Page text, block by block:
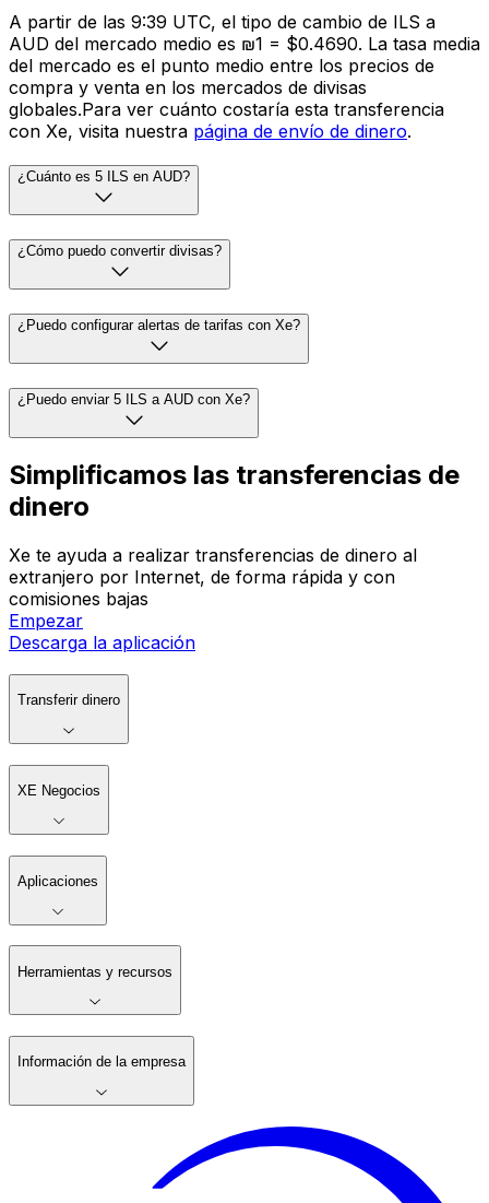
A partir de las 9:39 UTC, el tipo de cambio de ILS a
AUD del mercado medio es ₪1 = $0.4690. La tasa media
del mercado es el punto medio entre los precios de
compra y venta en los mercados de divisas
globales.Para ver cuánto costaría esta transferencia
con Xe, visita nuestra página de envío de dinero.
¿Cuánto es 5 ILS en AUD?
¿Cómo puedo convertir divisas?
¿Puedo configurar alertas de tarifas con Xe?
¿Puedo enviar 5 ILS a AUD con Xe?
Simplificamos las transferencias de
dinero
Xe te ayuda a realizar transferencias de dinero al
extranjero por Internet, de forma rápida y con
comisiones bajas
Empezar
Descarga la aplicación
Transferir dinero
XE Negocios
Aplicaciones
Herramientas y recursos
Información de la empresa